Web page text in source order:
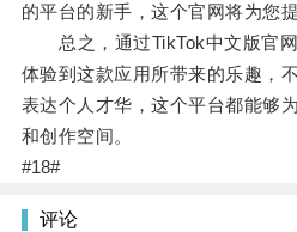
的平台的新手，这个官网将为您
总之，通过TikTok中文版官网
体验到这款应用所带来的乐趣，
表达个人才华，这个平台都能够
和创作空间。
#18#
评论